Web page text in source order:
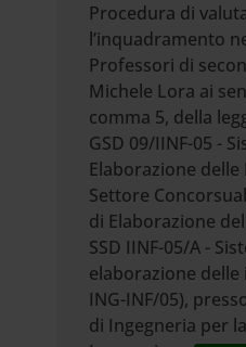
Procedura di
l’inquadramento
Professori di
Michele Lora ai
comma 5, della
GSD 09/IINF-05 -
Elaborazione
Settore
di Elaborazione
SSD IINF-05/A -
elaborazione
ING-INF/05),
di Ingegneria per